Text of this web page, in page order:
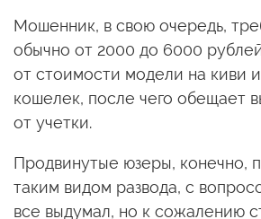
Мошенник, в свою очередь,
обычно от 2000 до 6000
от стоимости модели на киви
кошелек, после чего обещает
от учетки.
Продвинутые юзеры, конечно,
таким видом развода, с
все выдумал, но к сожалению